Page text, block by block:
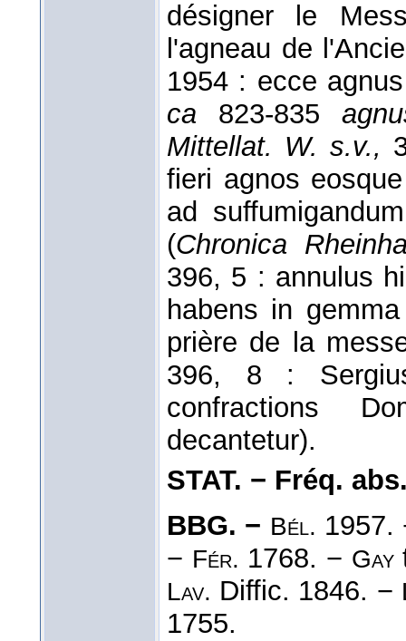
désigner le
l'agneau de
1954 : ecce
ca 823-835
Mittellat. W. s.v.,
fieri agnos
ad
(Chronica
396, 5 : annulus
habens in
prière de la
396, 8 :
confractions
decantetur).
STAT. − Fréq.
BBG. − Bél.
− Fér. 1768. − Gay
Lav. Diffic. 1846. −
1755.